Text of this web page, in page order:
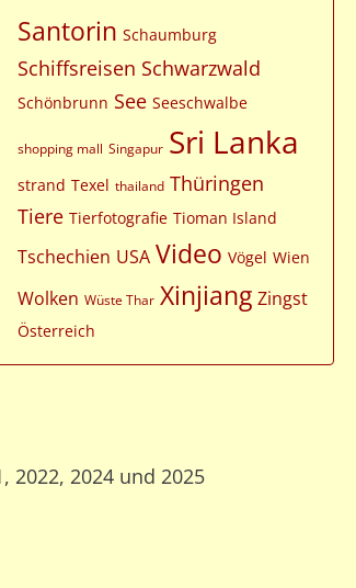
Santorin Schaumburg
Schiffsreisen Schwarzwald
Schönbrunn See Seeschwalbe
shopping mall Singapur Sri Lanka
strand Texel thailand Thüringen
Tiere Tierfotografie Tioman Island
Tschechien USA Video Vögel Wien
Wolken Wüste Thar Xinjiang Zingst
Österreich
2022, 2024 und 2025